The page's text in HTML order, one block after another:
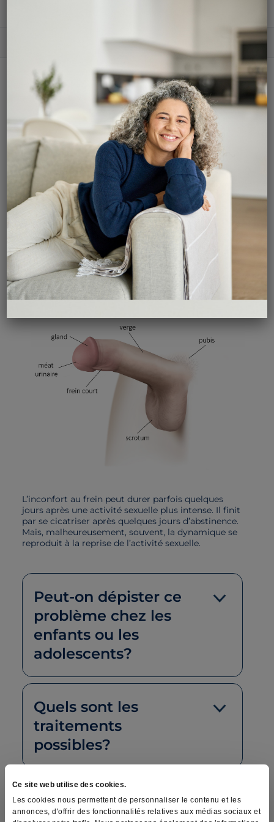
Ce site web utilise des cookies.
Les cookies nous permettent de personnaliser le contenu et les
annonces, d'offrir des fonctionnalités relatives aux médias sociaux et
Accès rapide
Le frein du prépuce est une ligne membraneuse,
plus ou moins épaisse, qui se situe sous le gland et
reliée à la peau du pénis.
Typiquement,
un frein court occasionne une
traction du gland vers le bas. Il n’empêche pas
véritablement le prépuce de se rétracter. Un frein
trop court est un réel handicap pour les jeunes
adultes lors des activités sexuelles. En effet, si un
frein plutôt étroit est fragile, et lorsque l’érection
est assez forte, il peut occasionner une douleur au
frein pendant une pénétration ou même de
l'éjaculation précoce. De plus, lefrein peut se
fissurer ou même se rompre avec un
saignement.
L’inconfort au frein peut durer parfois quelques
jours après une activité sexuelle plus intense. Il finit
par se cicatriser après quelques jours d’abstinence.
Mais, malheureusement, souvent, la dynamique se
reproduit à la reprise de l’activité sexuelle.
Peut-on dépister ce
problème chez les
enfants ou les
adolescents?
Quels sont les
traitements
possibles?
Traitement possible aux